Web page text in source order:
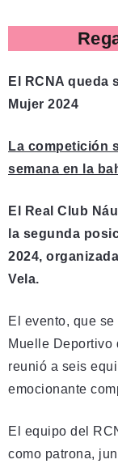
El RCNA queda
Mujer 2024
La competición
semana en la
El Real Club
la segunda
2024,
Vela.
El evento, que
Muelle Deportivo
reunió a seis
emocionante
El equipo del
como patrona,